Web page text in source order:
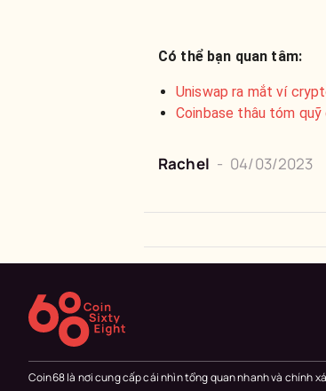
Có thể bạn quan tâm:
Uniswap ra mắt ví
Coinbase thâu tóm
Rachel - 04/03/2023
Coin68 là nơi cung cấp cái nhìn tổng quan nhanh và chính